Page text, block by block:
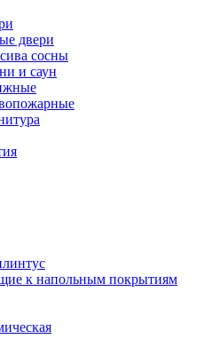
двери
сосны
и саун
к напольным покрытиям